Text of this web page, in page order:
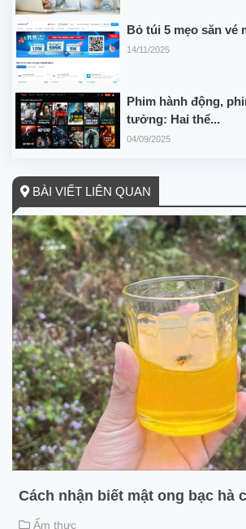
Bỏ túi 5 mẹo săn vé
14/11/2025
Phim hành động,
tưởng: Hai thể...
04/09/2025
BÀI VIẾT LIÊN QUAN
Cách nhận biết mật ong bạc hà
Ẩm thực